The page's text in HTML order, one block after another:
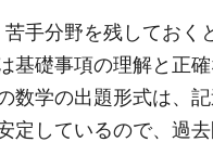
手分野を残してお
基礎事項の理解と正
数学の出題形式は、
しているので、過